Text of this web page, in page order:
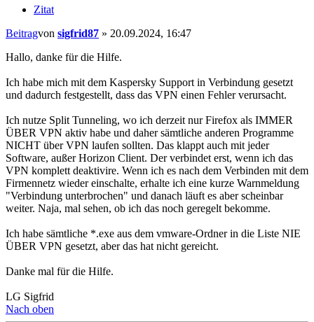
Zitat
Beitragvon sigfrid87 » 20.09.2024, 16:47
Hallo, danke für die Hilfe.
Ich habe mich mit dem Kaspersky Support in Verbindung gesetzt
und dadurch festgestellt, dass das VPN einen Fehler verursacht.
Ich nutze Split Tunneling, wo ich derzeit nur Firefox als IMMER
ÜBER VPN aktiv habe und daher sämtliche anderen Programme
NICHT über VPN laufen sollten. Das klappt auch mit jeder
Software, außer Horizon Client. Der verbindet erst, wenn ich das
VPN komplett deaktivire. Wenn ich es nach dem Verbinden mit dem
Firmennetz wieder einschalte, erhalte ich eine kurze Warnmeldung
"Verbindung unterbrochen" und danach läuft es aber scheinbar
weiter. Naja, mal sehen, ob ich das noch geregelt bekomme.
Ich habe sämtliche *.exe aus dem vmware-Ordner in die Liste NIE
ÜBER VPN gesetzt, aber das hat nicht gereicht.
Danke mal für die Hilfe.
LG Sigfrid
Nach oben